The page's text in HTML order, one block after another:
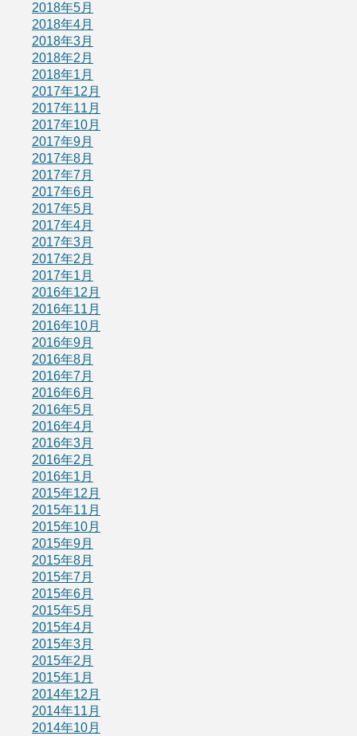
2018年5月
2018年4月
2018年3月
2018年2月
2018年1月
2017年12月
2017年11月
2017年10月
2017年9月
2017年8月
2017年7月
2017年6月
2017年5月
2017年4月
2017年3月
2017年2月
2017年1月
2016年12月
2016年11月
2016年10月
2016年9月
2016年8月
2016年7月
2016年6月
2016年5月
2016年4月
2016年3月
2016年2月
2016年1月
2015年12月
2015年11月
2015年10月
2015年9月
2015年8月
2015年7月
2015年6月
2015年5月
2015年4月
2015年3月
2015年2月
2015年1月
2014年12月
2014年11月
2014年10月